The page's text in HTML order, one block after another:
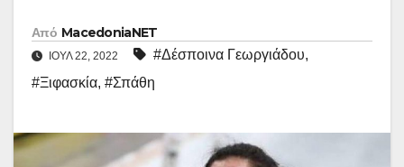
Από MacedoniaNET
ΙΟΎΛ 22, 2022 #Δέσποινα Γεωργιάδου,
#Ξιφασκία, #Σπάθη